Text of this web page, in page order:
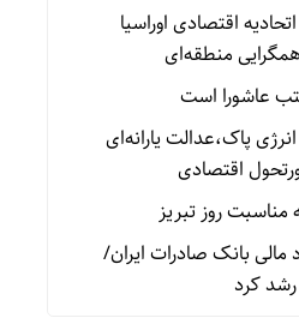
اقتصادی اوراسیا
منطقه‌ای
عاشورا است
پاک،عدالت یارانه‌ای
اقتصادی
روز تبریز
بانک صادرات ایران/